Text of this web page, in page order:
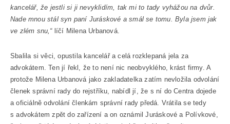
kancelář, že jestli si ji nevyklidím, tak mi to tady vyhážou na dvůr.
Nade mnou stál syn paní Juráskové a smál se tomu. Byla jsem jak
ve zlém snu,“ líčí Milena Urbanová.
Sbalila si věci, opustila kancelář a celá rozklepaná jela za
advokátem. Ten jí řekl, že to není nic neobvyklého, krást firmy. A
protože Milena Urbanová jako zakladatelka zatím nevložila odvolání
členek správní rady do rejstříku, nabídl jí, že s ní do Centra dojede
a oficiálně odvolání členkám správní rady předá. Vrátila se tedy
s advokátem zpět do zařízení a on oznámil Juráskové a Polívkové,